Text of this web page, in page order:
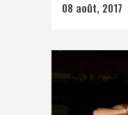
08 août, 2017